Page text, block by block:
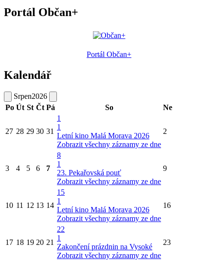
Portál Občan+
Portál Občan+
Kalendář
Srpen2026
Po Út St Čt Pá So Ne
27 28 29 30 31
1
1
Letní kino Malá Morava 2026
Zobrazit všechny záznamy ze dne
2
3 4 5 6 7
8
1
23. Pekařovská pouť
Zobrazit všechny záznamy ze dne
9
10 11 12 13 14
15
1
Letní kino Malá Morava 2026
Zobrazit všechny záznamy ze dne
16
17 18 19 20 21
22
1
Zakončení prázdnin na Vysoké
Zobrazit všechny záznamy ze dne
23